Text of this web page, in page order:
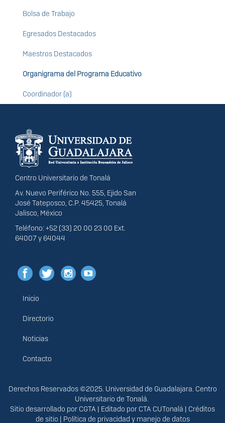
Bolsa de Trabajo
Egresados Destacados
Maestros Destacados
Organigrama del Programa Educativo
Coordinador (a)
Información del
portal
Centro Universitario de Tonalá
Av. Nuevo Periférico No. 555, Ejido San
José Tateposco, C.P. 45425, Tonalá
Jalisco, México
Teléfono: +52 (33) 20 00 23 00 Ext.
64007 y 64044
Menú
principal
Inicio
Directorio
Noticias
Contacto
Derechos
Derechos Reservados ©2025. Universidad de Guadalajara. Centro
Universitario de Tonalá.
Sitio desarrollado por CGTA | Editado por CTA CUTonalá | Créditos
de sitio | Política de privacidad y manejo de datos